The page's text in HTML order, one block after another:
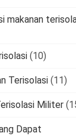
makanan
(10)
Terisolasi (11)
Militer
Dapat